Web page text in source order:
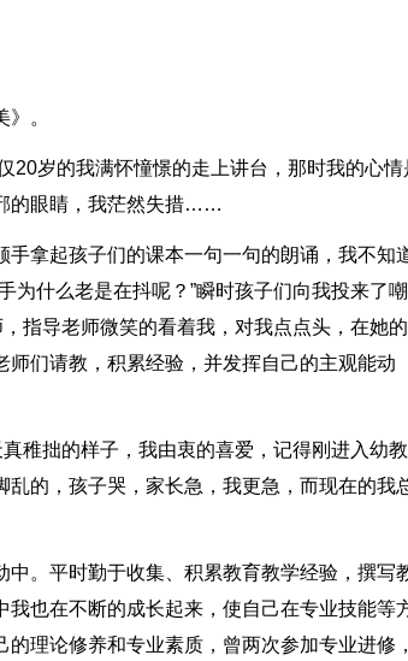
。
20岁的我满怀憧憬的走上讲台，那时我的心情
的眼睛，我茫然失措……
拿起孩子们的课本一句一句的朗诵，我不知
为什么老是在抖呢？”瞬时孩子们向我投来了
指导老师微笑的看着我，对我点点头，在她
们请教，积累经验，并发挥自己的主观能动
稚拙的样子，我由衷的喜爱，记得刚进入幼
的，孩子哭，家长急，我更急，而现在的我
。平时勤于收集、积累教育教学经验，撰写
也在不断的成长起来，使自己在专业技能等
理论修养和专业素质，曾两次参加专业进修，